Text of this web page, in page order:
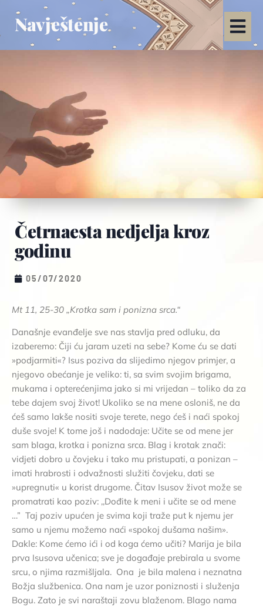
Navještenje
Četrnaesta nedjelja kroz
godinu
05/07/2020
Mt 11, 25-30 „Krotka sam i ponizna srca.“
Današnje evanđelje sve nas stavlja pred odluku, da
izaberemo: Čiji ću jaram uzeti na sebe? Kome ću se dati
»podjarmiti«? Isus poziva da slijedimo njegov primjer, a
njegovo obećanje je veliko: ti, sa svim svojim brigama,
mukama i opterećenjima jako si mi vrijedan – toliko da za
tebe dajem svoj život! Ukoliko se na mene osloniš, ne da
ćeš samo lakše nositi svoje terete, nego ćeš i naći spokoj
duše svoje! K tome još i nadodaje: Učite se od mene jer
sam blaga, krotka i ponizna srca. Blag i krotak znači:
vidjeti dobro u čovjeku i tako mu pristupati, a ponizan –
imati hrabrosti i odvažnosti služiti čovjeku, dati se
»upregnuti« u korist drugome. Čitav Isusov život može se
promatrati kao poziv: ,,Dođite k meni i učite se od mene
…” Taj poziv upućen je svima koji traže put k njemu jer
samo u njemu možemo naći «spokoj dušama našim».
Dakle: Kome ćemo ići i od koga ćemo učiti? Marija je bila
prva Isusova učenica; sve je događaje prebirala u svome
srcu, o njima razmišljala. Ona je bila malena i neznatna
Božja službenica. Ona nam je uzor poniznosti i služenja
Bogu. Zato je svi naraštaji zovu blaženom. Blago nama